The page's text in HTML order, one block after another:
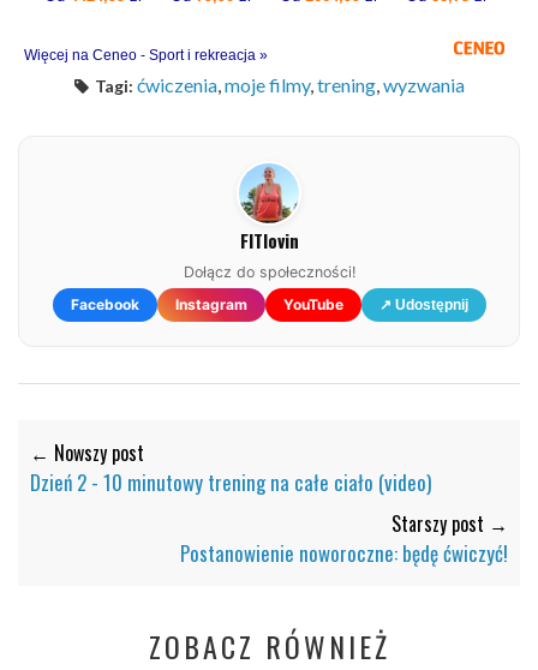
Więcej na Ceneo - Sport i rekreacja »
Tagi: ćwiczenia,moje filmy,trening,wyzwania
FITlovin
Dołącz do społeczności!
Facebook
Instagram YouTube ↗ Udostępnij
← Nowszy post
Dzień 2 - 10 minutowy trening na całe ciało (video)
Starszy post →
Postanowienie noworoczne: będę ćwiczyć!
ZOBACZ RÓWNIEŻ